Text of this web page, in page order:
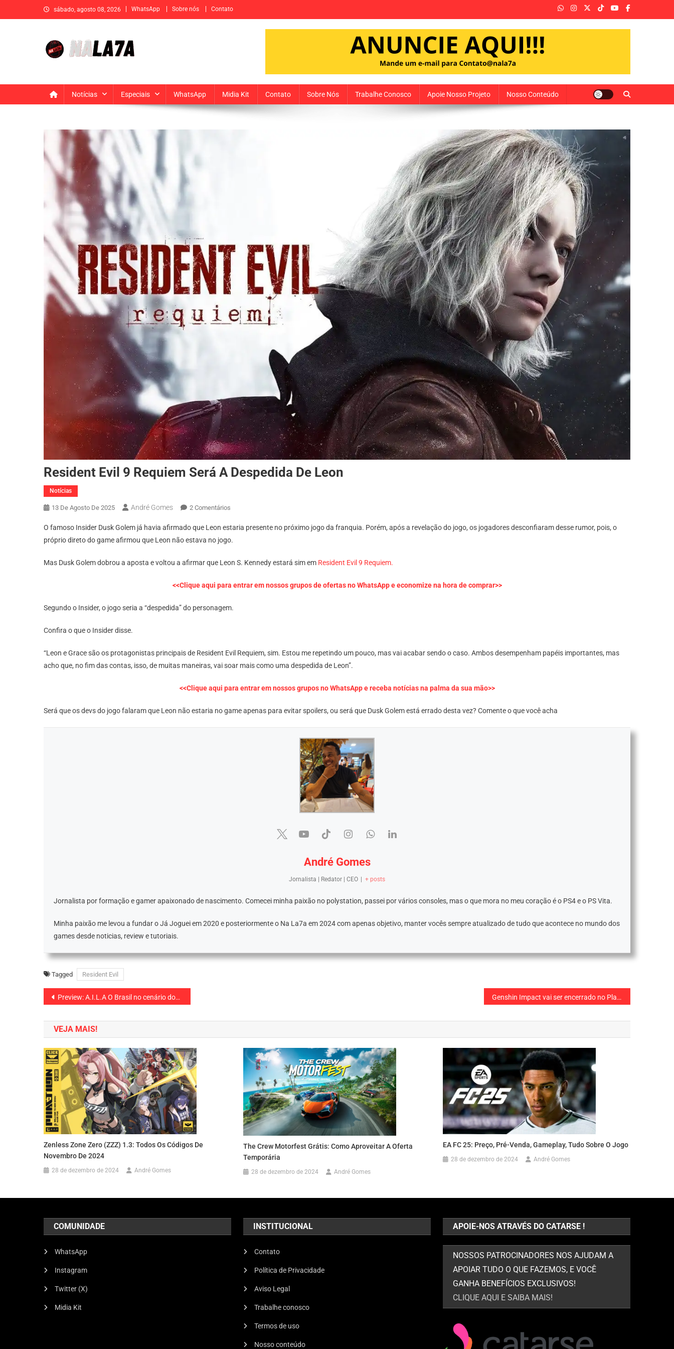
to
sábado, agosto 08, 2026 WhatsApp Sobre nós Contato
Notícias Especiais WhatsApp Midia Kit Contato Sobre Nós Trabalhe Conosco Apoie Nosso Projeto Nosso Conteúdo
Resident Evil 9 Requiem Será A Despedida De Leon
Notícias
13 De Agosto De 2025 André Gomes 2 Comentários
Evil
9
Será
Despedida
Leon
O famoso Insider Dusk Golem já havia afirmado que Leon estaria presente no próximo jogo da franquia. Porém, após a revelação do jogo, os jogadores desconfiaram desse rumor, pois, o
próprio direto do game afirmou que Leon não estava no jogo.
Mas Dusk Golem dobrou a aposta e voltou a afirmar que Leon S. Kennedy estará sim em Resident Evil 9 Requiem.
<<Clique aqui para entrar em nossos grupos de ofertas no WhatsApp e economize na hora de comprar>>
Segundo o Insider, o jogo seria a “despedida” do personagem.
Confira o que o Insider disse.
“Leon e Grace são os protagonistas principais de Resident Evil Requiem, sim. Estou me repetindo um pouco, mas vai acabar sendo o caso. Ambos desempenham papéis importantes, mas
acho que, no fim das contas, isso, de muitas maneiras, vai soar mais como uma despedida de Leon”.
<<Clique aqui para entrar em nossos grupos no WhatsApp e receba notícias na palma da sua mão>>
Será que os devs do jogo falaram que Leon não estaria no game apenas para evitar spoilers, ou será que Dusk Golem está errado desta vez? Comente o que você acha
André Gomes
Jornalista | Redator | CEO + posts
Jornalista por formação e gamer apaixonado de nascimento. Comecei minha paixão no polystation, passei por vários consoles, mas o que mora no meu coração é o PS4 e o PS Vita.
Minha paixão me levou a fundar o Já Joguei em 2020 e posteriormente o Na La7a em 2024 com apenas objetivo, manter vocês sempre atualizado de tudo que acontece no mundo dos
games desde noticias, review e tutoriais.
Tagged Resident Evil
Navegação
de
Post
Preview: A.I.L.A O Brasil no cenário dos games Genshin Impact vai ser encerrado no Playstation 4
VEJA MAIS!
Zenless Zone Zero (ZZZ) 1.3: Todos Os Códigos De
Novembro De 2024
28 de dezembro de 2024 André Gomes
The Crew Motorfest Grátis: Como Aproveitar A Oferta
Temporária
28 de dezembro de 2024 André Gomes
EA FC 25: Preço, Pré-Venda, Gameplay, Tudo Sobre O Jogo
28 de dezembro de 2024 André Gomes
COMUNIDADE
WhatsApp
Instagram
Twitter (X)
Midia Kit
INSTITUCIONAL
Contato
Política de Privacidade
Aviso Legal
Trabalhe conosco
Termos de uso
Nosso conteúdo
APOIE-NOS ATRAVÉS DO CATARSE !
NOSSOS PATROCINADORES NOS AJUDAM A
APOIAR TUDO O QUE FAZEMOS, E VOCÊ
GANHA BENEFÍCIOS EXCLUSIVOS!
CLIQUE AQUI E SAIBA MAIS!